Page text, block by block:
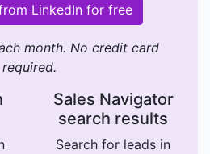
LinkedIn for free
month. No credit card
required.
Sales Navigator
search results
Search for leads in